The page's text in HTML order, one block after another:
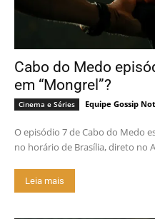
Cabo do Medo
em “Mongrel”?
Cinema e Séries Equipe Gossip
O episódio 7 de Cabo do Medo
no horário de Brasília, direto no
Leia mais